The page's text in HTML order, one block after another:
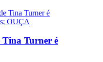
Tina Turner é